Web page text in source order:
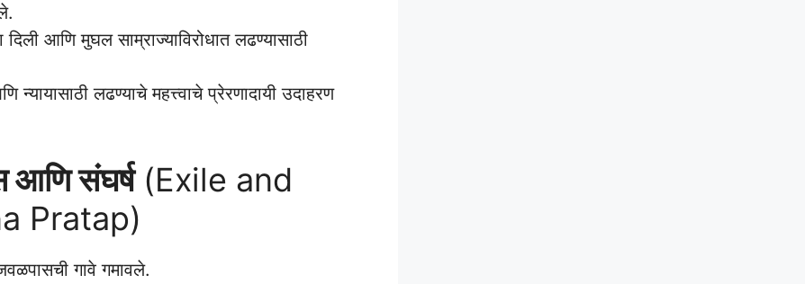
आणि मुघल साम्राज्याविरोधात लढण्यासाठी
न्यायासाठी लढण्याचे महत्त्वाचे प्रेरणादायी उदाहरण
आणि संघर्ष(Exile and
Pratap)
गावे गमावले.